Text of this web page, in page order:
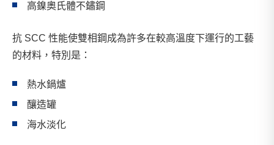
高鎳奧氏體不鏽鋼
抗 SCC 性能使雙相鋼成為許多在較高溫度下運行的工藝
的材料，特別是：
熱水鍋爐
釀造罐
海水淡化